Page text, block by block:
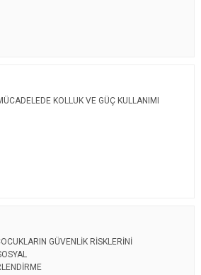
KOLLUK VE GÜÇ KULLANIMI
GÜVENLİK RİSKLERİNİ